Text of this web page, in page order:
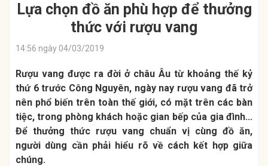
Lựa chọn đồ ăn phù hợp để thưởng
thức với rượu vang
14:56 ngày 04/03/2019
Rượu vang được ra đời ở châu Âu từ khoảng thế kỷ
thứ 6 trước Công Nguyên, ngày nay rượu vang đã trở
nên phổ biến trên toàn thế giới, có mặt trên các bàn
tiệc, trong phòng khách hoặc gian bếp của gia đình...
Để thưởng thức rượu vang chuẩn vị cùng đồ ăn,
người dùng cần phải hiểu rõ về cách kết hợp giữa
chúng.